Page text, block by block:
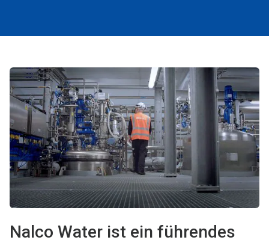
Nalco Water ist ein führendes